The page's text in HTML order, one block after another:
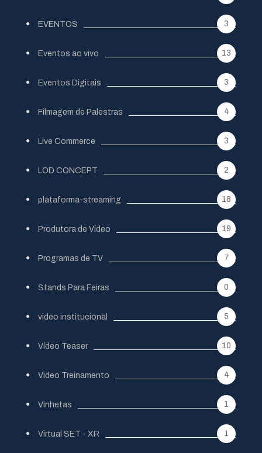
EVENTOS 3
Eventos ao vivo 13
Eventos Digitais 3
Filmagem de Palestras 4
Live Commerce 3
LOD CONCEPT 2
plataforma-streaming 18
Produtora de Vídeo 19
Programas de TV 7
Stands Para Feiras 0
video institucional 5
Vídeo Teaser 10
Video Treinamento 4
Vinhetas 1
Virtual SET - XR 1